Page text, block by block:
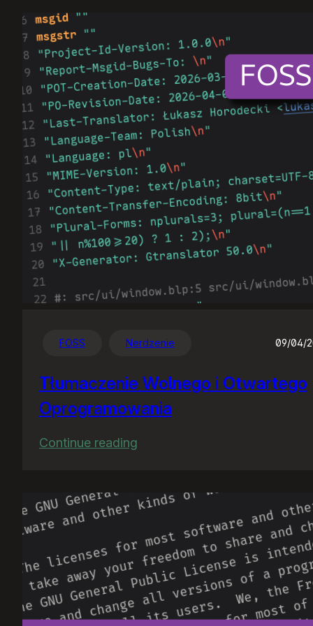
FOSS Nerdzenie 09/04/
Tłumaczenie Wolnego i Otwartego
Oprogramowania
Continue reading
i
Otwartego
Oprogramowania